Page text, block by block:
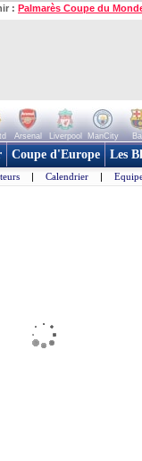
: Palmarès Coupe du
Arsenal Liverpool ManCity
Coupe d'Europe Les
| Calendrier |